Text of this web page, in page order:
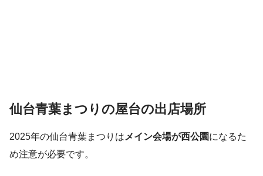
仙台青葉まつりの屋台の出店場所
2025年の仙台青葉まつりは メイン会場が西公園になるた
め注意が必要です。